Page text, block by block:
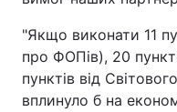
"Якщо виконати 11
про ФОПів), 20
пунктів від
вплинуло б на